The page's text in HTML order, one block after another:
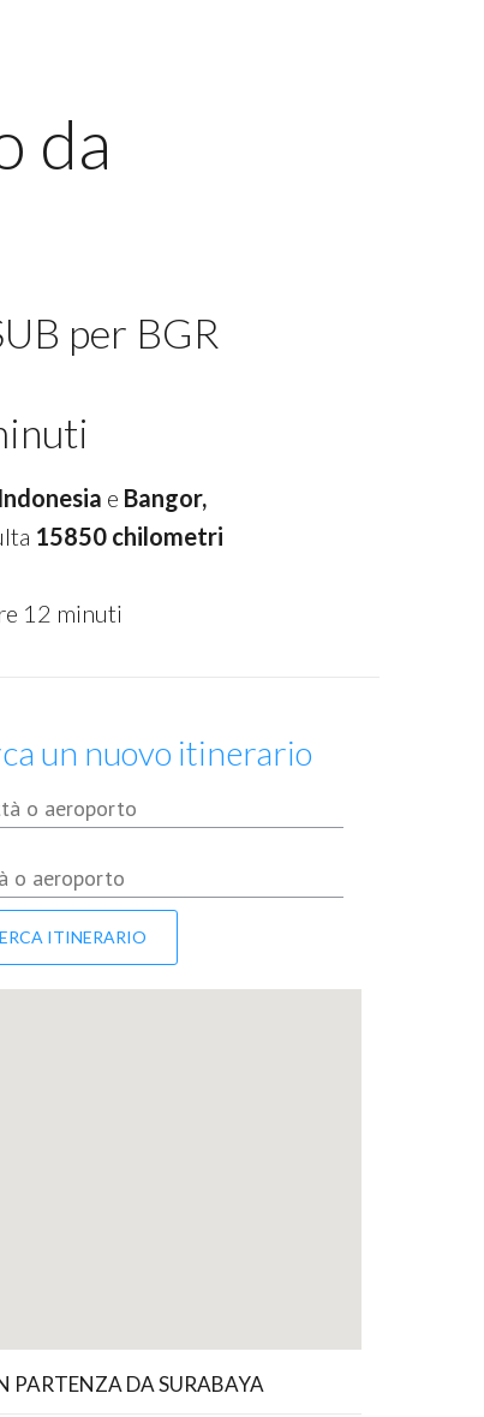
da
per BGR
e Bangor,
15850 chilometri
12 minuti
un nuovo itinerario
PARTENZA DA SURABAYA